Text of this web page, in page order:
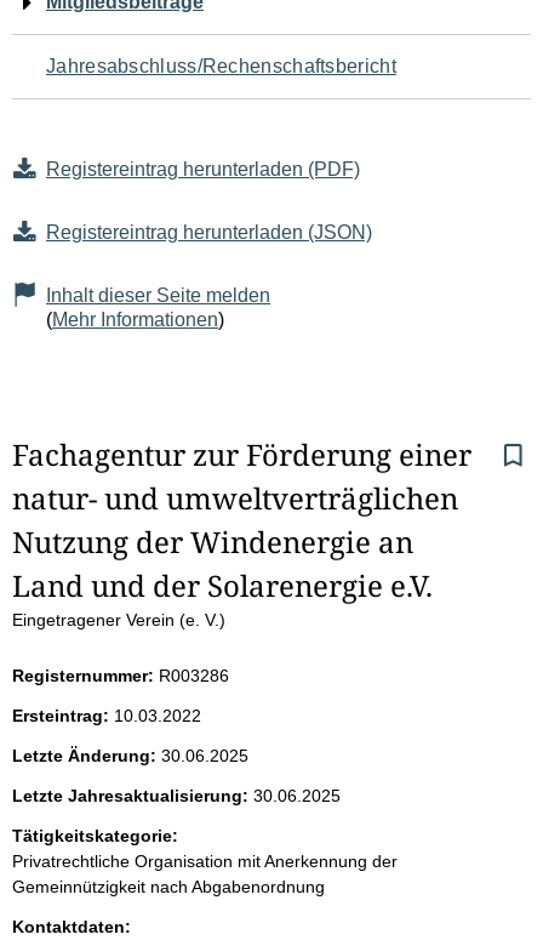
Jahresabschluss/Rechenschaftsbericht
Registereintrag herunterladen (PDF)
Registereintrag herunterladen (JSON)
Inhalt dieser Seite melden
(Mehr Informationen)
S
e
i
t
e
n
i
n
h
a
Fachagentur zur Förderung einer
natur- und umweltverträglichen
Nutzung der Windenergie an
Land und der Solarenergie e.V.
Eingetragener Verein (e. V.)
Registernummer: R003286
Ersteintrag: 10.03.2022
Letzte Änderung: 30.06.2025
Letzte Jahresaktualisierung: 30.06.2025
Tätigkeitskategorie:
Privatrechtliche Organisation mit Anerkennung der
Gemeinnützigkeit nach Abgabenordnung
Kontaktdaten: